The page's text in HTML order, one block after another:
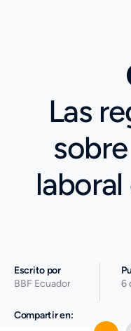
Las
Escrito por
BBF Ecuador
6
Compartir en: